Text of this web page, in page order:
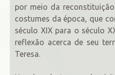
por meio da
costumes da época, que
século XIX para o século
reflexão acerca de seu
Teresa.